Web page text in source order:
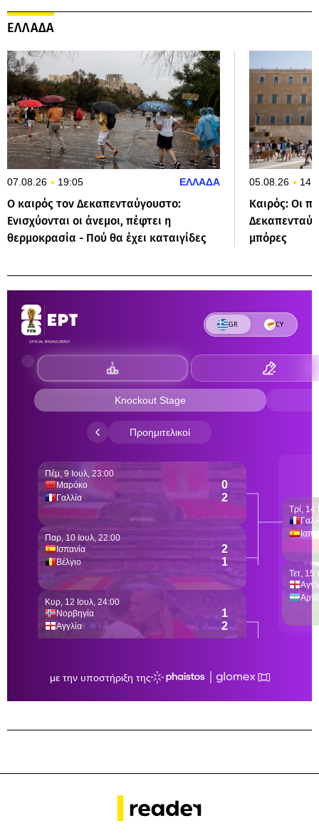
ΕΛΛΑΔΑ
07.08.26 19:05 ΕΛΛΑΔΑ
Ο καιρός τον Δεκαπενταύγουστο:
Ενισχύονται οι άνεμοι, πέφτει η
θερμοκρασία - Πού θα έχει καταιγίδες
05.08.26
Καιρός: Οι
μπόρες